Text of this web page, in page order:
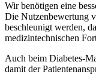
Wir benötigen eine
Die Nutzenbewertung
beschleunigt werden,
medizintechnischen
Auch beim Diabetes-
damit der